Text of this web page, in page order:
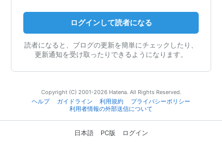
ログインして読者になる
読者になると、ブログの更新を簡単にチェックしたり、
更新通知を受け取ったりできるようになります。
Copyright (C) 2001-2026 Hatena. All Rights Reserved.
ヘルプ
ガイドライン 利用規約
プライバシーポリシー
利用者情報の外部送信について
日本語 PC版 ログイン